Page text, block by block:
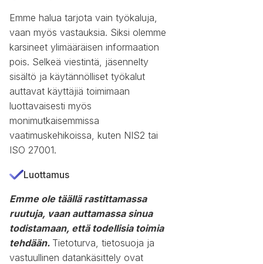
Emme halua tarjota vain työkaluja,
vaan myös vastauksia. Siksi olemme
karsineet ylimääräisen informaation
pois. Selkeä viestintä, jäsennelty
sisältö ja käytännölliset työkalut
auttavat käyttäjiä toimimaan
luottavaisesti myös
monimutkaisemmissa
vaatimuskehikoissa, kuten NIS2 tai
ISO 27001.
Luottamus
Emme ole täällä rastittamassa
ruutuja, vaan auttamassa sinua
todistamaan, että todellisia toimia
tehdään. Tietoturva, tietosuoja ja
vastuullinen datankäsittely ovat